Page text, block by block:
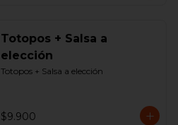
Totopos + Salsa a
elección
Totopos + Salsa a elección
$9.900